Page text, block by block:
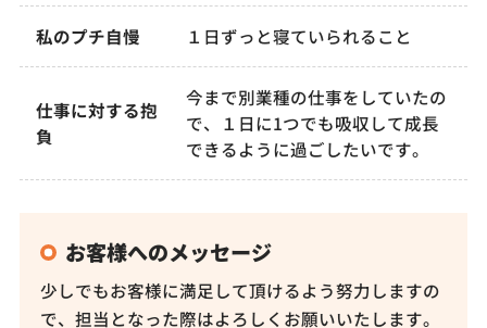
私のプチ自慢 １日ずっと寝ていられること
仕事に対する抱
負
今まで別業種の仕事をしていたの
で、１日に1つでも吸収して成長
できるように過ごしたいです。
お客様へのメッセージ
少しでもお客様に満足して頂けるよう努力しますの
で、担当となった際はよろしくお願いいたします。